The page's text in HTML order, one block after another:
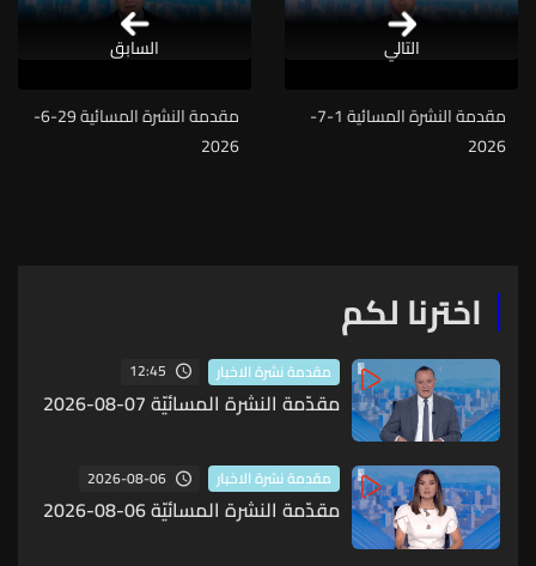
التالي
مقدمة النشرة المسائية 1-7-
2026
مقدمة النشرة المسائية 29-6-
2026
السابق
اخترنا لكم
مقدمة نشرة الاخبار 12:45
مقدّمة النشرة المسائيّة 07-08-2026
مقدمة نشرة الاخبار 2026-08-06
مقدّمة النشرة المسائيّة 06-08-2026